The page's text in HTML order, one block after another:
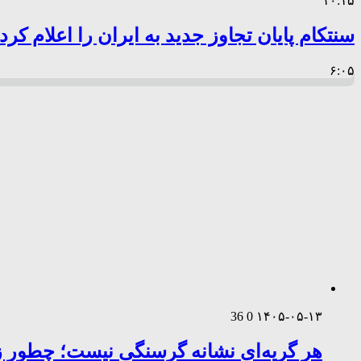
سنتکام پایان تجاوز جدید به ایران را اعلام کرد
۶:۰۵
۱۴۰۵-۰۵-۱۳ 0
36
هر گریه‌ای نشانه گرسنگی نیست؛ چطور